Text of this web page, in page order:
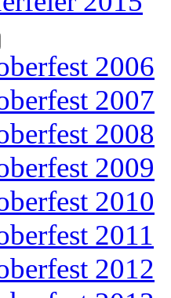
2006
2007
2008
2009
2010
2011
2012